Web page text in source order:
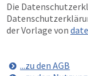
Die
der Vorlage von
...zu den AGB